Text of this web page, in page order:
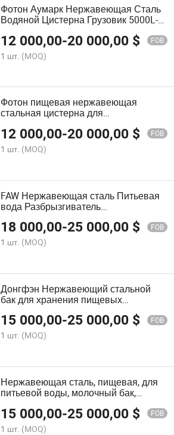
Фотон Аумарк Нержавеющая Сталь
Водяной Цистерна Грузовик 5000L-
Питьевой Воды
12 000,00-20 000,00 $ FOB
1 шт. (MOQ)
Фотон пищевая нержавеющая
стальная цистерна для
транспортировки питьевой воды
SUS304
12 000,00-20 000,00 $ FOB
1 шт. (MOQ)
FAW Нержавеющая сталь Питьевая
вода Разбрызгиватель
18 000,00-25 000,00 $ FOB
1 шт. (MOQ)
Донгфэн Нержавеющий стальной
бак для хранения пищевых
кулинарного масла, грузовик для
питьевой воды
15 000,00-25 000,00 $ FOB
1 шт. (MOQ)
Нержавеющая сталь, пищевая, для
питьевой воды, молочный бак,
грузовик для доставки воды
15 000,00-25 000,00 $ FOB
1 шт. (MOQ)